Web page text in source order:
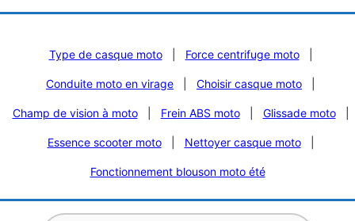
Type de casque moto Force centrifuge moto
Conduite moto en virage Choisir casque moto
Champ de vision à moto Frein ABS moto Glissade moto
Essence scooter moto Nettoyer casque moto
Fonctionnement blouson moto été